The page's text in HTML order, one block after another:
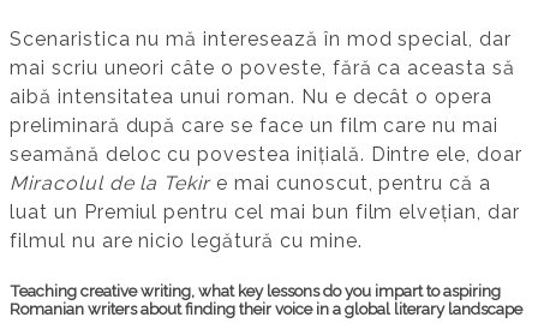
Scenaristica nu mă interesează în mod special, dar
mai scriu uneori câte o poveste, fără ca aceasta să
aibă intensitatea unui roman. Nu e decât o opera
preliminară după care se face un film care nu mai
seamănă deloc cu povestea inițială. Dintre ele, doar
Miracolul de la Tekire mai cunoscut, pentru că a
luat un Premiul pentru cel mai bun film elvețian, dar
filmul nu are nicio legătură cu mine.
Teaching creative writing, what key lessons do you impart to aspiring
Romanian writers about finding their voice in a global literary landscape